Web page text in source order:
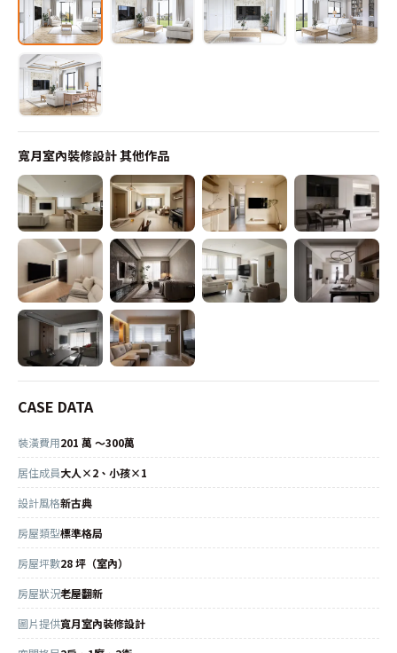
寬月室內裝修設計其他作品
CASE DATA
裝潢費用201 萬 ～300萬
居住成員大人×2、小孩×1
設計風格新古典
房屋類型標準格局
房屋坪數28 坪（室內）
房屋狀況老屋翻新
圖片提供寬月室內裝修設計